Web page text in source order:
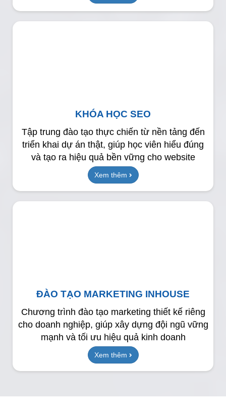
KHÓA HỌC SEO
Tập trung đào tạo thực chiến từ nền tảng đến
triển khai dự án thật, giúp học viên hiểu đúng
và tạo ra hiệu quả bền vững cho website
Xem thêm
ĐÀO TẠO MARKETING INHOUSE
Chương trình đào tạo marketing thiết kế riêng
cho doanh nghiệp, giúp xây dựng đội ngũ vững
mạnh và tối ưu hiệu quả kinh doanh
Xem thêm